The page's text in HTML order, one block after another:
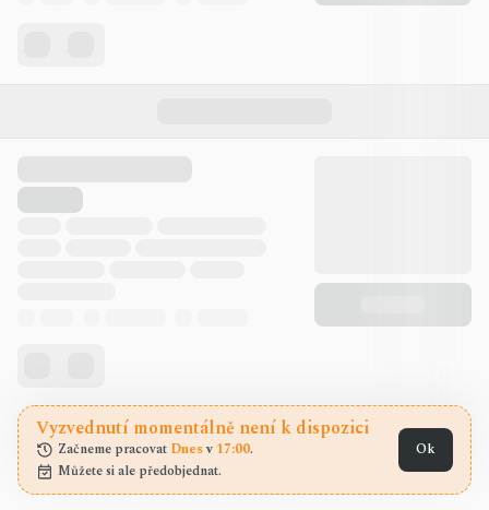
Vyzvednutí momentálně není k dispozici
Začneme pracovat Dnes v 17:00.
Můžete si ale předobjednat.
Ok